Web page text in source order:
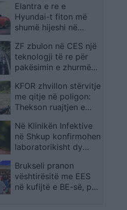
aventurë pas titullit
me Egnatian
Elantra e re e
Hyundai-t fiton më
shumë hijeshi në
ZF zbulon në CES një
teknologji të re për
pakësimin e zhurmës
KFOR zhvillon stërvitje
me qitje në poligon:
Thekson ruajtjen e
për sigurinë në
Kosovë
Në Klinikën Infektive
në Shkup konfirmohen
laboratorikisht dy
Perëndimor
Brukseli pranon
vështirësitë me EES
në kufijtë e BE-së, por